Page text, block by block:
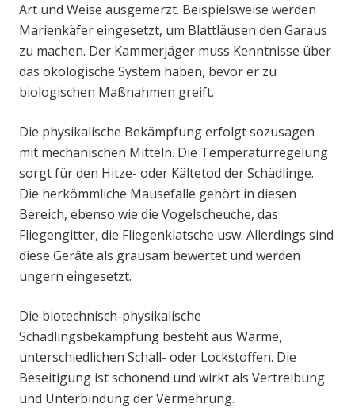
Art und Weise ausgemerzt. Beispielsweise werden
Marienkäfer eingesetzt, um Blattläusen den Garaus
zu machen. Der Kammerjäger muss Kenntnisse über
das ökologische System haben, bevor er zu
biologischen Maßnahmen greift.
Die physikalische Bekämpfung erfolgt sozusagen
mit mechanischen Mitteln. Die Temperaturregelung
sorgt für den Hitze- oder Kältetod der Schädlinge.
Die herkömmliche Mausefalle gehört in diesen
Bereich, ebenso wie die Vogelscheuche, das
Fliegengitter, die Fliegenklatsche usw. Allerdings sind
diese Geräte als grausam bewertet und werden
ungern eingesetzt.
Die biotechnisch-physikalische
Schädlingsbekämpfung besteht aus Wärme,
unterschiedlichen Schall- oder Lockstoffen. Die
Beseitigung ist schonend und wirkt als Vertreibung
und Unterbindung der Vermehrung.